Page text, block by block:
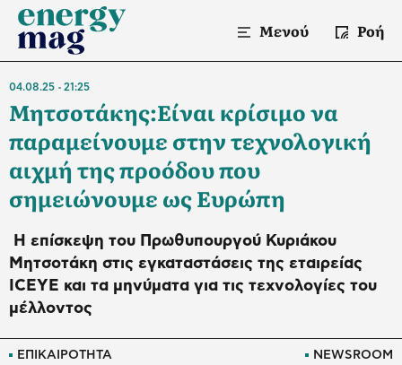
Μενού Ροή
ΕΠΙΚΑΙΡΟΤΗΤΑ NEWSROOM
04.08.25 21:25
Μητσοτάκης:Είναι κρίσιμο να
παραμείνουμε στην τεχνολογική
αιχμή της προόδου που
σημειώνουμε ως Ευρώπη
Η επίσκεψη του Πρωθυπουργού Κυριάκου
Μητσοτάκη στις εγκαταστάσεις της εταιρείας
ICEYE και τα μηνύματα για τις τεχνολογίες του
μέλλοντος